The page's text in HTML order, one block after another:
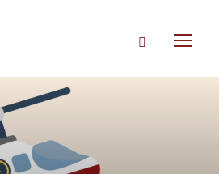
Rechercher